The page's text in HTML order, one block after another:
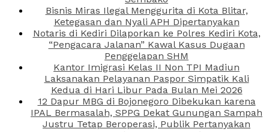
Bisnis Miras Ilegal Menggurita di Kota Blitar,
Ketegasan dan Nyali APH Dipertanyakan
Notaris di Kediri Dilaporkan ke Polres Kediri Kota,
“Pengacara Jalanan” Kawal Kasus Dugaan
Penggelapan SHM
Kantor Imigrasi Kelas II Non TPI Madiun
Laksanakan Pelayanan Paspor Simpatik Kali
Kedua di Hari Libur Pada Bulan Mei 2026
12 Dapur MBG di Bojonegoro Dibekukan karena
IPAL Bermasalah, SPPG Dekat Gunungan Sampah
Justru Tetap Beroperasi, Publik Pertanyakan